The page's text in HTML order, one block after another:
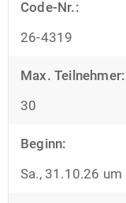
Code-Nr.:
26-4319
Max. Teilnehmer:
30
Beginn:
Sa., 31.10.26